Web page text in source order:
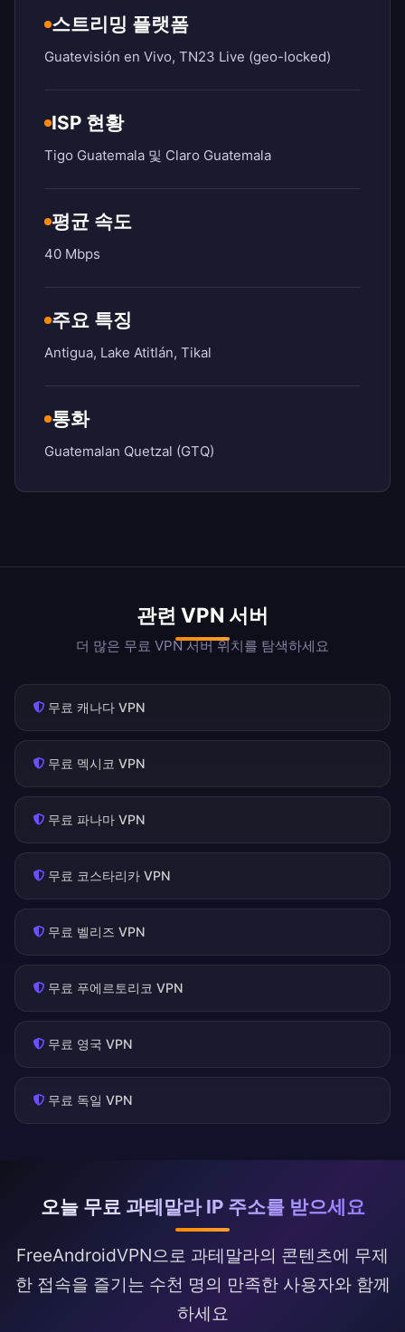
스트리밍 플랫폼
Guatevisión en Vivo, TN23 Live (geo-locked)
ISP 현황
Tigo Guatemala 및 Claro Guatemala
평균 속도
40 Mbps
주요 특징
Antigua, Lake Atitlán, Tikal
통화
Guatemalan Quetzal (GTQ)
관련 VPN 서버
더 많은 무료 VPN 서버 위치를 탐색하세요
무료 캐나다 VPN
무료 멕시코 VPN
무료 파나마 VPN
무료 코스타리카 VPN
무료 벨리즈 VPN
무료 푸에르토리코 VPN
무료 영국 VPN
무료 독일 VPN
오늘 무료 과테말라 IP 주소를 받으세요
FreeAndroidVPN으로 과테말라의 콘텐츠에 무제
한 접속을 즐기는 수천 명의 만족한 사용자와 함께
하세요